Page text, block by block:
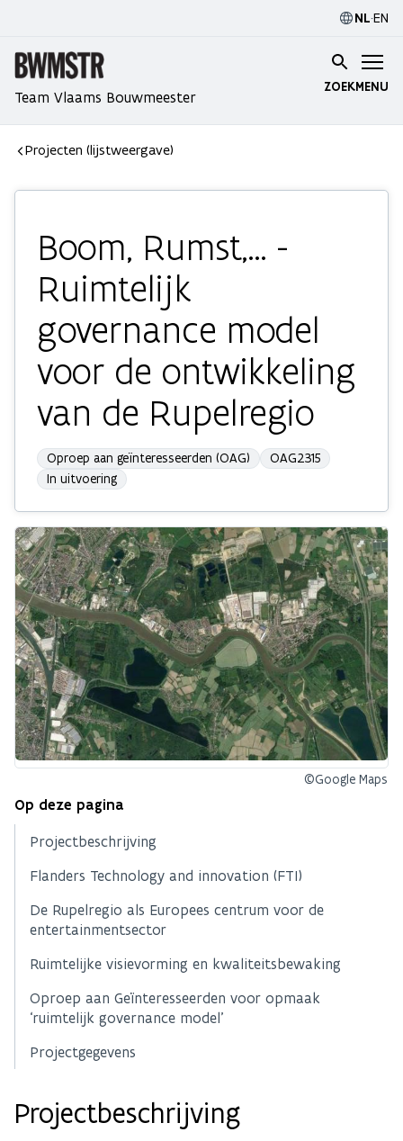
NL·EN
Team Vlaams Bouwmeester
ZOEKMENU
Projecten (lijstweergave)
Boom, Rumst,... -
Ruimtelijk
governance model
voor de ontwikkeling
van de Rupelregio
Oproep aan geïnteresseerden (OAG)
OAG2315
In uitvoering
©Google Maps
Op deze pagina
Projectbeschrijving
Flanders Technology and innovation (FTI)
De Rupelregio als Europees centrum voor de
entertainmentsector
Ruimtelijke visievorming en kwaliteitsbewaking
Oproep aan Geïnteresseerden voor opmaak
‘ruimtelijk governance model’
Projectgegevens
Projectbeschrijving